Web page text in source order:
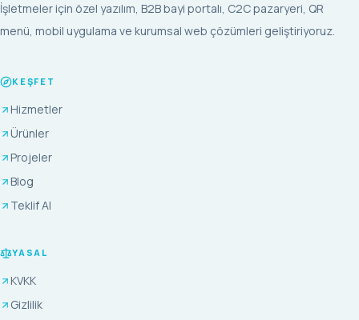
İşletmeler için özel yazılım, B2B bayi portalı, C2C pazaryeri, QR
menü, mobil uygulama ve kurumsal web çözümleri geliştiriyoruz.
KEŞFET
Hizmetler
Ürünler
Projeler
Blog
Teklif Al
YASAL
KVKK
Gizlilik